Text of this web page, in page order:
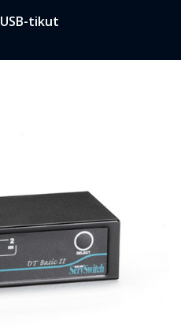
USB-tikut